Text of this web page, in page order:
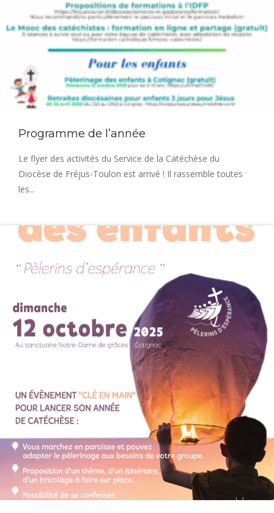
Programme de l’année
Le flyer des activités du Service de la Catéchèse du
Diocèse de Fréjus-Toulon est arrivé ! Il rassemble toutes
les...